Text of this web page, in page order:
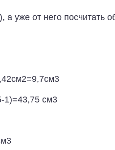
уже от него посчитать
1)=43,75 см3